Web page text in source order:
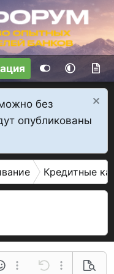
без
опубликованы
Кредитные
список
параметры...
Дополнительные
Отменить